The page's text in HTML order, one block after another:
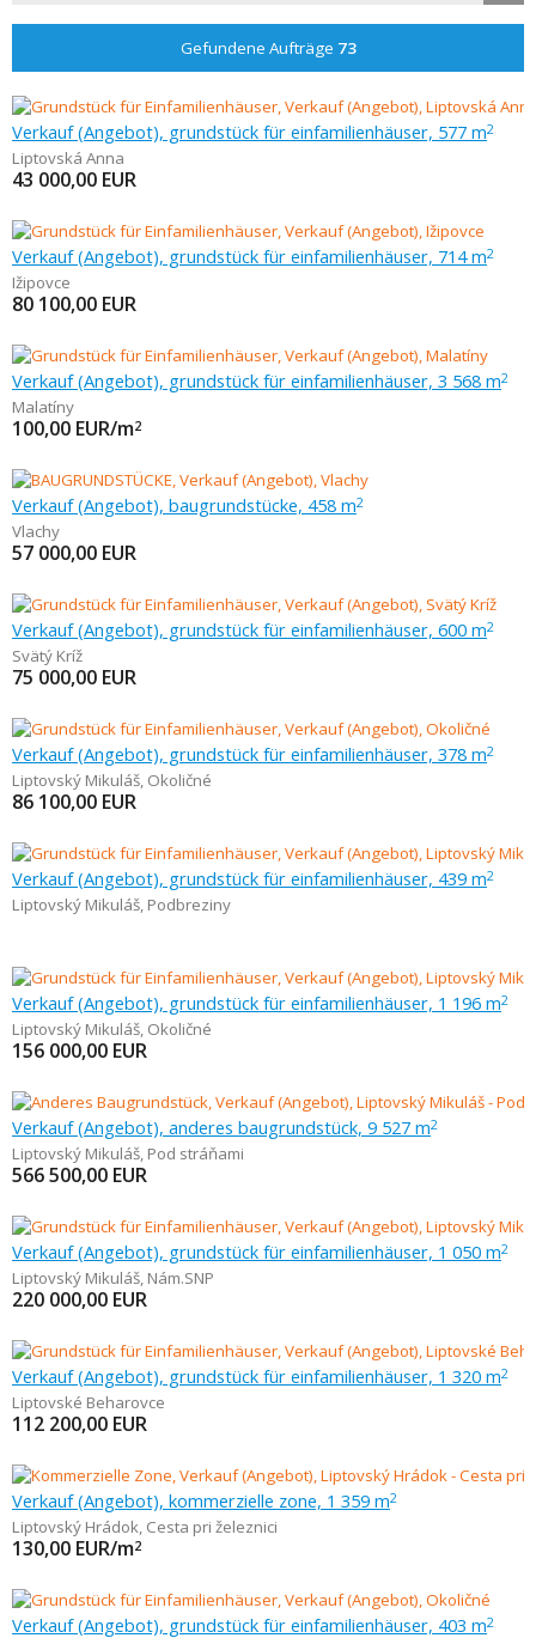
Gefundene Aufträge 73
Verkauf (Angebot), grundstück für einfamilienhäuser, 577 m2
Liptovská Anna
43 000,00 EUR
Verkauf (Angebot), grundstück für einfamilienhäuser, 714 m2
Ižipovce
80 100,00 EUR
Verkauf (Angebot), grundstück für einfamilienhäuser, 3 568 m2
Malatíny
100,00 EUR/m2
Verkauf (Angebot), baugrundstücke, 458 m2
Vlachy
57 000,00 EUR
Verkauf (Angebot), grundstück für einfamilienhäuser, 600 m2
Svätý Kríž
75 000,00 EUR
Verkauf (Angebot), grundstück für einfamilienhäuser, 378 m2
Liptovský Mikuláš, Okoličné
86 100,00 EUR
Verkauf (Angebot), grundstück für einfamilienhäuser, 439 m2
Liptovský Mikuláš, Podbreziny
Verkauf (Angebot), grundstück für einfamilienhäuser, 1 196 m2
Liptovský Mikuláš, Okoličné
156 000,00 EUR
Verkauf (Angebot), anderes baugrundstück, 9 527 m2
Liptovský Mikuláš, Pod stráňami
566 500,00 EUR
Verkauf (Angebot), grundstück für einfamilienhäuser, 1 050 m2
Liptovský Mikuláš, Nám.SNP
220 000,00 EUR
Verkauf (Angebot), grundstück für einfamilienhäuser, 1 320 m2
Liptovské Beharovce
112 200,00 EUR
Verkauf (Angebot), kommerzielle zone, 1 359 m2
Liptovský Hrádok, Cesta pri železnici
130,00 EUR/m2
Verkauf (Angebot), grundstück für einfamilienhäuser, 403 m2